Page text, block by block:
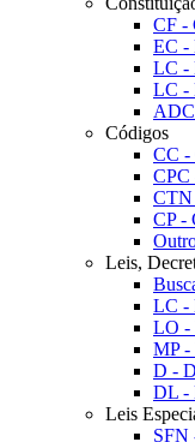
CF -
EC -
LC -
LC -
Códigos
CC -
CPC
CTN
CP -
Leis,
LC -
LO -
MP -
D -
DL -
Leis
SFN